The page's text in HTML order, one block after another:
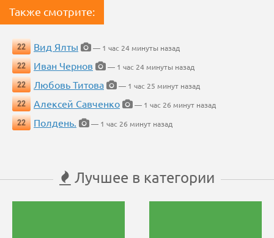
Также смотрите:
22 Вид Ялты
— 1 час 24 минуты назад
22
Иван Чернов
— 1 час 24 минуты назад
22
Любовь Титова
— 1 час 25 минут назад
22
Алексей Савченко
— 1 час 26 минут назад
22
Полдень. — 1 час 26 минут назад
Лучшее в категории